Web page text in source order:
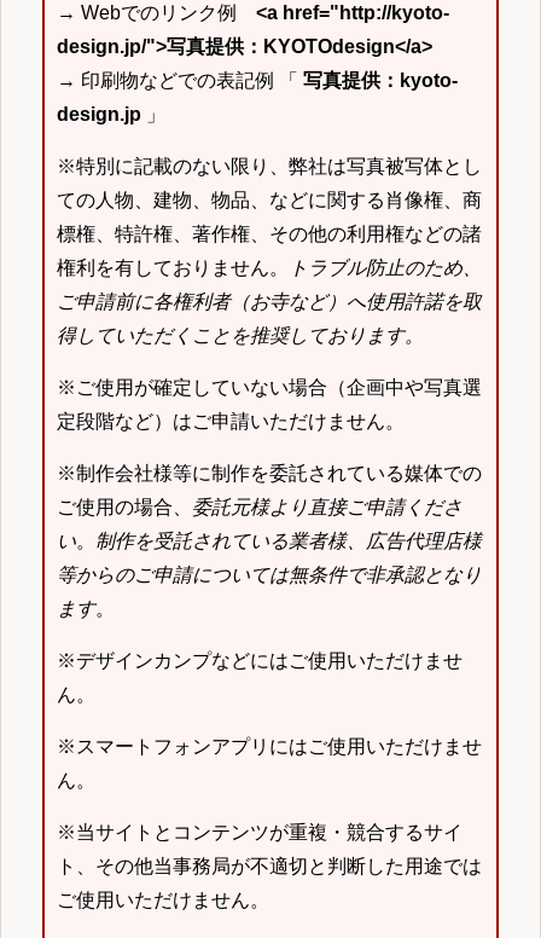
→ Webでのリンク例 <a href="http://kyoto-
design.jp/">写真提供：KYOTOdesign</a>
→ 印刷物などでの表記例 「 写真提供：kyoto-
design.jp 」
※特別に記載のない限り、弊社は写真被写体とし
ての人物、建物、物品、などに関する肖像権、商
標権、特許権、著作権、その他の利用権などの諸
権利を有しておりません。
トラブル防止のため、
ご申請前に各権利者（お寺など）へ使用許諾を取
得していただくことを推奨しております。
※ご使用が確定していない場合（企画中や写真選
定段階など）はご申請いただけません。
※制作会社様等に制作を委託されている媒体での
ご使用の場合、 委託元様より直接ご申請くださ
い。 制作を受託されている業者様、広告代理店様
等からのご申請については無条件で非承認となり
ます。
※デザインカンプなどにはご使用いただけませ
ん。
※スマートフォンアプリにはご使用いただけませ
ん。
※当サイトとコンテンツが重複・競合するサイ
ト、その他当事務局が不適切と判断した用途では
ご使用いただけません。